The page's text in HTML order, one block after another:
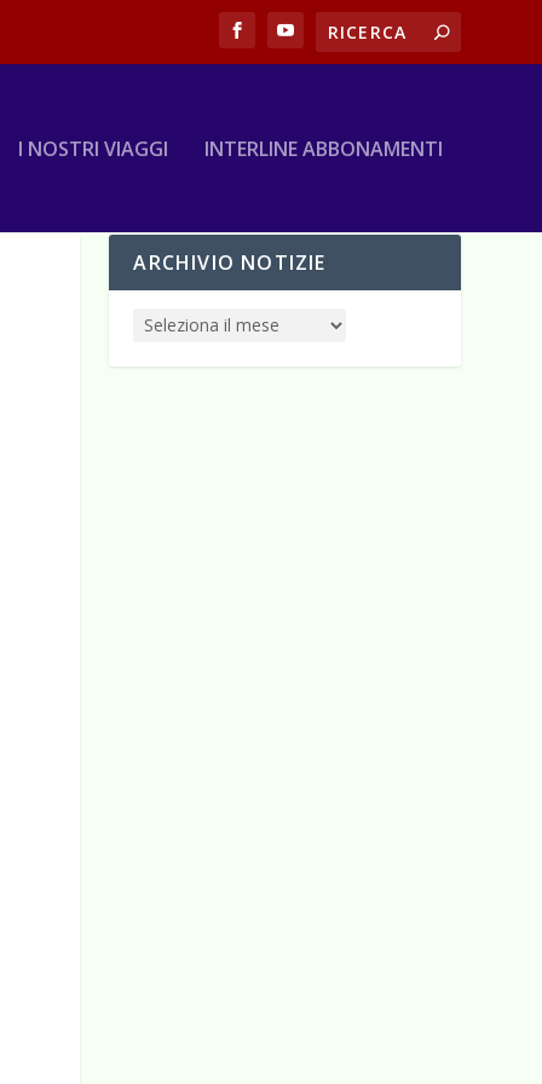
I NOSTRI VIAGGI INTERLINE ABBONAMENTI
ARCHIVIO NOTIZIE